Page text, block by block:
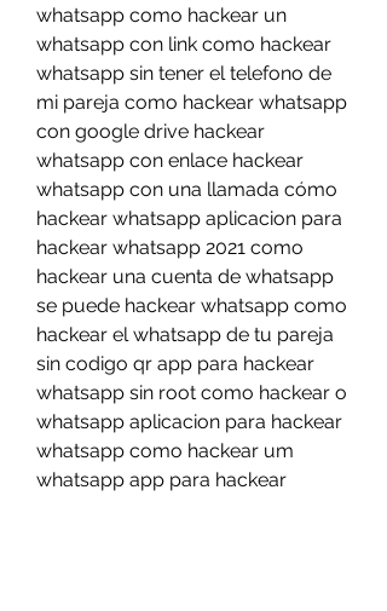
whatsapp como hackear un
whatsapp con link como hackear
whatsapp sin tener el telefono de
mi pareja como hackear whatsapp
con google drive hackear
whatsapp con enlace hackear
whatsapp con una llamada cómo
hackear whatsapp aplicacion para
hackear whatsapp 2021 como
hackear una cuenta de whatsapp
se puede hackear whatsapp como
hackear el whatsapp de tu pareja
sin codigo qr app para hackear
whatsapp sin root como hackear o
whatsapp aplicacion para hackear
whatsapp como hackear um
whatsapp app para hackear